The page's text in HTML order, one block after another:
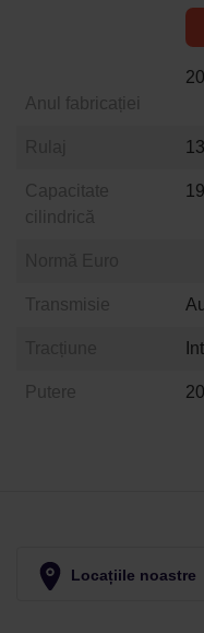
Anul fabricației
Capacitate
cilindrică
Transmisie
Putere
Locațiile noastre